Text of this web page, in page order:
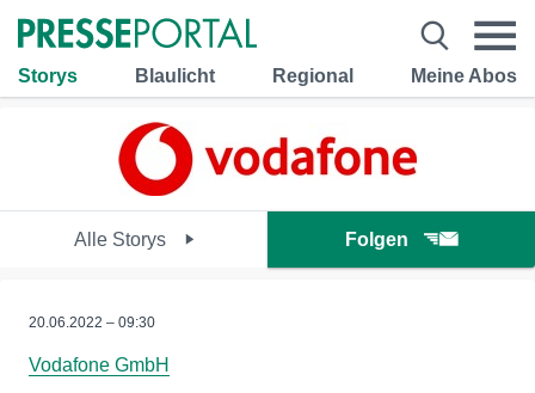
Storys Blaulicht Regional Meine Abos
Alle Storys Folgen
20.06.2022 – 09:30
Vodafone GmbH